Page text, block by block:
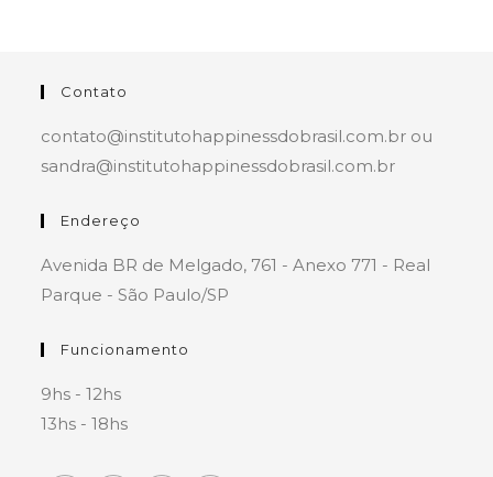
Contato
contato@institutohappinessdobrasil.com.br ou
sandra@institutohappinessdobrasil.com.br
Endereço
Avenida BR de Melgado, 761 - Anexo 771 - Real
Parque - São Paulo/SP
Funcionamento
9hs - 12hs
13hs - 18hs